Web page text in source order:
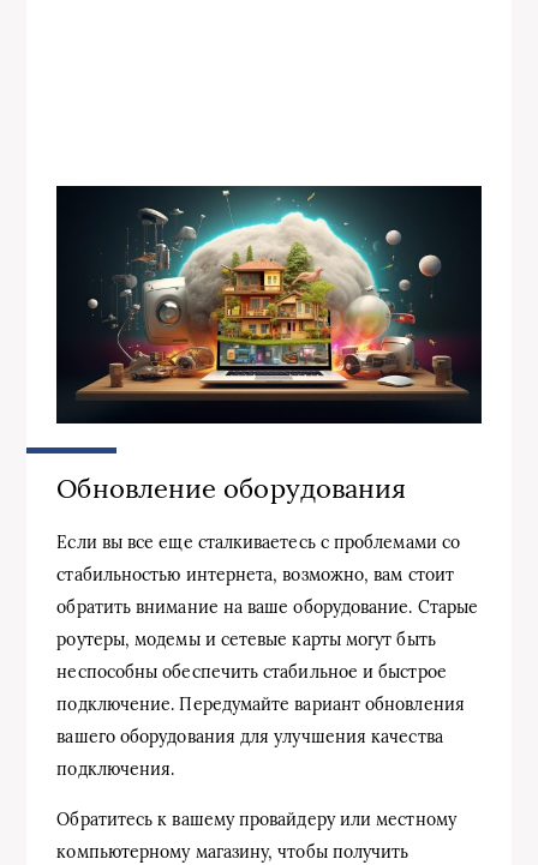
Обновление оборудования
Если вы все еще сталкиваетесь с проблемами со
стабильностью интернета, возможно, вам стоит
обратить внимание на ваше оборудование. Старые
роутеры, модемы и сетевые карты могут быть
неспособны обеспечить стабильное и быстрое
подключение. Передумайте вариант обновления
вашего оборудования для улучшения качества
подключения.
Обратитесь к вашему провайдеру или местному
компьютерному магазину, чтобы получить